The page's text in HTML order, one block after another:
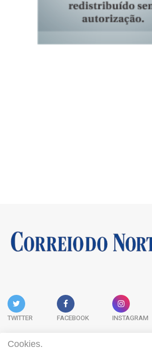
TWITTER FACEBOOK INSTAGRAM
Cookies.